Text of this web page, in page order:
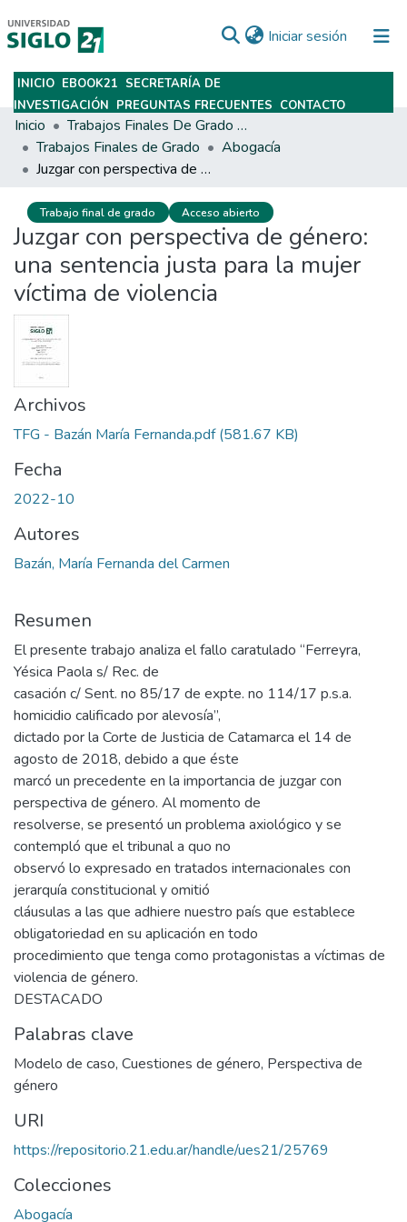
Iniciar sesión (current)
Subir
INICIO EBOOK21 SECRETARÍA DE
INVESTIGACIÓN PREGUNTAS FRECUENTES CONTACTO
Inicio
Trabajos Finales De Grado Y Posgrado
Trabajos Finales de Grado
Abogacía
Juzgar con perspectiva de género: una sentencia justa para la mujer víctima de violencia
Trabajo final de grado Acceso abierto
Juzgar con perspectiva de género:
una sentencia justa para la mujer
víctima de violencia
Archivos
TFG - Bazán María Fernanda.pdf(581.67 KB)
Fecha
2022-10
Autores
Bazán, María Fernanda del Carmen
Resumen
El presente trabajo analiza el fallo caratulado “Ferreyra,
Yésica Paola s/ Rec. de
casación c/ Sent. no 85/17 de expte. no 114/17 p.s.a.
homicidio calificado por alevosía”,
dictado por la Corte de Justicia de Catamarca el 14 de
agosto de 2018, debido a que éste
marcó un precedente en la importancia de juzgar con
perspectiva de género. Al momento de
resolverse, se presentó un problema axiológico y se
contempló que el tribunal a quo no
observó lo expresado en tratados internacionales con
jerarquía constitucional y omitió
cláusulas a las que adhiere nuestro país que establece
obligatoriedad en su aplicación en todo
procedimiento que tenga como protagonistas a víctimas de
violencia de género.
DESTACADO
Palabras clave
Modelo de caso, Cuestiones de género, Perspectiva de
género
URI
https://repositorio.21.edu.ar/handle/ues21/25769
Colecciones
Abogacía